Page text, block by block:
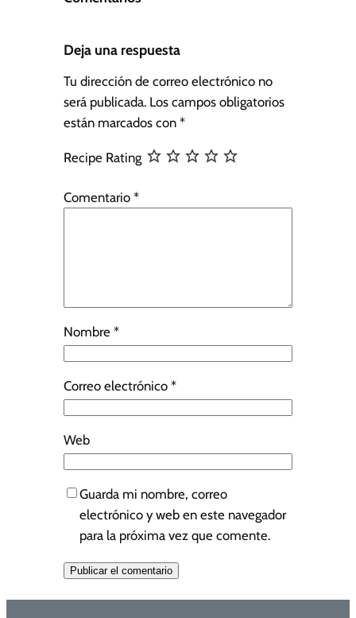
Deja una respuesta
Tu dirección de correo electrónico no
será publicada. Los campos obligatorios
están marcados con *
Recipe Rating
Comentario *
Nombre *
Correo electrónico *
Web
Guarda mi nombre, correo
electrónico y web en este navegador
para la próxima vez que comente.